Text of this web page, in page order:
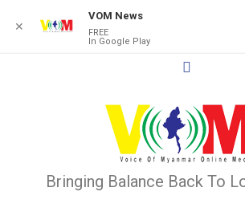
Bringing Balance Back To
✕
VOM News
FREE
In Google Play